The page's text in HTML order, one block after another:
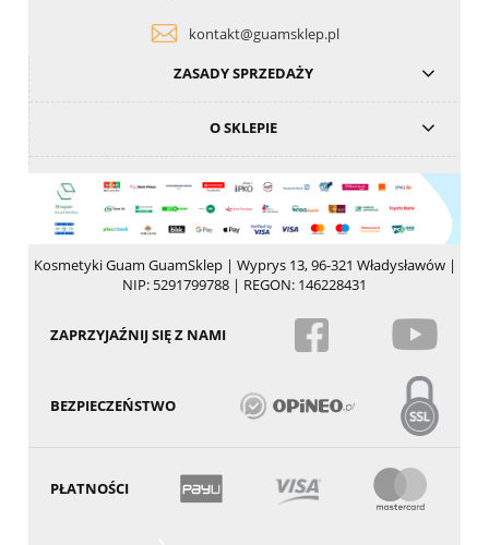
kontakt@guamsklep.pl
ZASADY SPRZEDAŻY
O SKLEPIE
Kosmetyki Guam GuamSklep | Wyprys 13, 96-321 Władysławów |
NIP: 5291799788 | REGON: 146228431
ZAPRZYJAŹNIJ SIĘ Z NAMI
BEZPIECZEŃSTWO
PŁATNOŚCI